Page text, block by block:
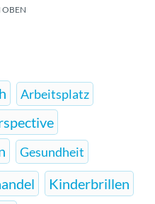
OBEN
Arbeitsplatz
Gesundheit
Kinderbrillen